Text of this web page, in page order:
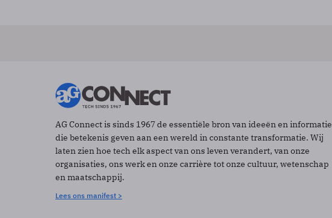
AG Connect is sinds 1967 de essentiële bron van ideeën en informatie
die betekenis geven aan een wereld in constante transformatie. Wij
laten zien hoe tech elk aspect van ons leven verandert, van onze
organisaties, ons werk en onze carrière tot onze cultuur, wetenschap
en maatschappij.
Lees ons manifest >